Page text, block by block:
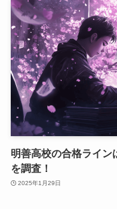
明善高校の合格ライン
を調査！
2025年1月29日